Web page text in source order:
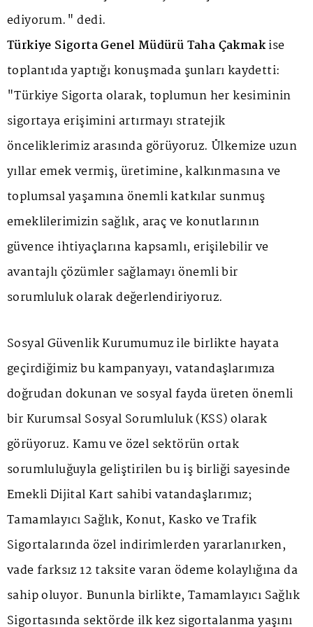
ediyorum." dedi.
Türkiye Sigorta Genel Müdürü Taha Çakmakise
toplantıda yaptığı konuşmada şunları kaydetti:
"Türkiye Sigorta olarak, toplumun her kesiminin
sigortaya erişimini artırmayı stratejik
önceliklerimiz arasında görüyoruz. Ülkemize uzun
yıllar emek vermiş, üretimine, kalkınmasına ve
toplumsal yaşamına önemli katkılar sunmuş
emeklilerimizin sağlık, araç ve konutlarının
güvence ihtiyaçlarına kapsamlı, erişilebilir ve
avantajlı çözümler sağlamayı önemli bir
sorumluluk olarak değerlendiriyoruz.
Sosyal Güvenlik Kurumumuz ile birlikte hayata
geçirdiğimiz bu kampanyayı, vatandaşlarımıza
doğrudan dokunan ve sosyal fayda üreten önemli
bir Kurumsal Sosyal Sorumluluk (KSS) olarak
görüyoruz. Kamu ve özel sektörün ortak
sorumluluğuyla geliştirilen bu iş birliği sayesinde
Emekli Dijital Kart sahibi vatandaşlarımız;
Tamamlayıcı Sağlık, Konut, Kasko ve Trafik
Sigortalarında özel indirimlerden yararlanırken,
vade farksız 12 taksite varan ödeme kolaylığına da
sahip oluyor. Bununla birlikte, Tamamlayıcı Sağlık
Sigortasında sektörde ilk kez sigortalanma yaşını